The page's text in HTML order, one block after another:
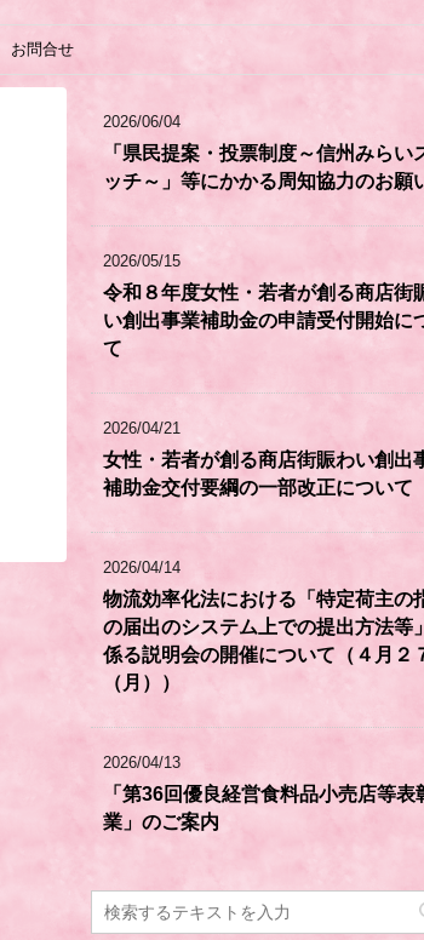
お問合せ
2026/06/04
「県民提案・投票制度～信州みらい
ッチ～」等にかかる周知協力のお願
2026/05/15
令和８年度女性・若者が創る商店街
い創出事業補助金の申請受付開始に
て
2026/04/21
女性・若者が創る商店街賑わい創出
補助金交付要綱の一部改正について
2026/04/14
物流効率化法における「特定荷主の
の届出のシステム上での提出方法等
係る説明会の開催について（４月２
（月））
2026/04/13
「第36回優良経営食料品小売店等表
業」のご案内